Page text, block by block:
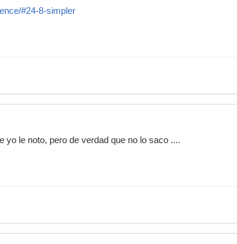
#24-8-simpler
yo le noto, pero de verdad que no lo saco ....